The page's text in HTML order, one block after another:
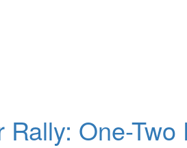
Rally: One-